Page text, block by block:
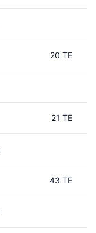
20 TE
21 TE
43 TE